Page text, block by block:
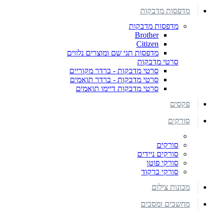
מדפסות מדבקות
מדפסות מדבקות
Brother
Citizen
מדפסות תגי שם ומוצרים נלווים
סרטי מדבקות
סרטי מדבקות - ברדר מקוריים
סרטי מדבקות - ברדר תואמים
סרטי מדבקות דיימו תואמים
פקסים
סורקים
סורקים
סורקים ניידים
סורקי פוטו
סורקי ברקוד
מכונות צילום
מחשבים ומסכים